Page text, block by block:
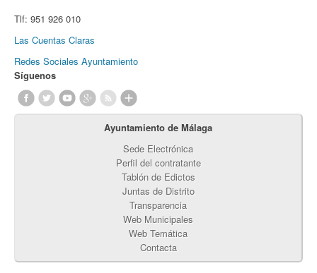
Tlf: 951 926 010
Las Cuentas Claras
Redes Sociales Ayuntamiento
Síguenos
Ayuntamiento de Málaga
Sede Electrónica
Perfil del contratante
Tablón de Edictos
Juntas de Distrito
Transparencia
Web Municipales
Web Temática
Contacta